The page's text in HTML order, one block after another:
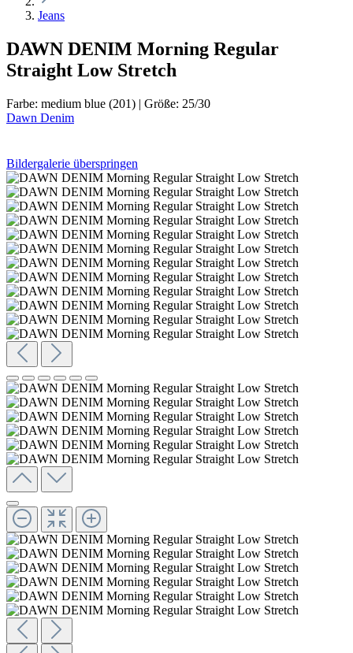
Jeans
DAWN DENIM Morning Regular
Straight Low Stretch
Farbe: medium blue (201) | Größe: 25/30
Dawn Denim
Bildergalerie überspringen